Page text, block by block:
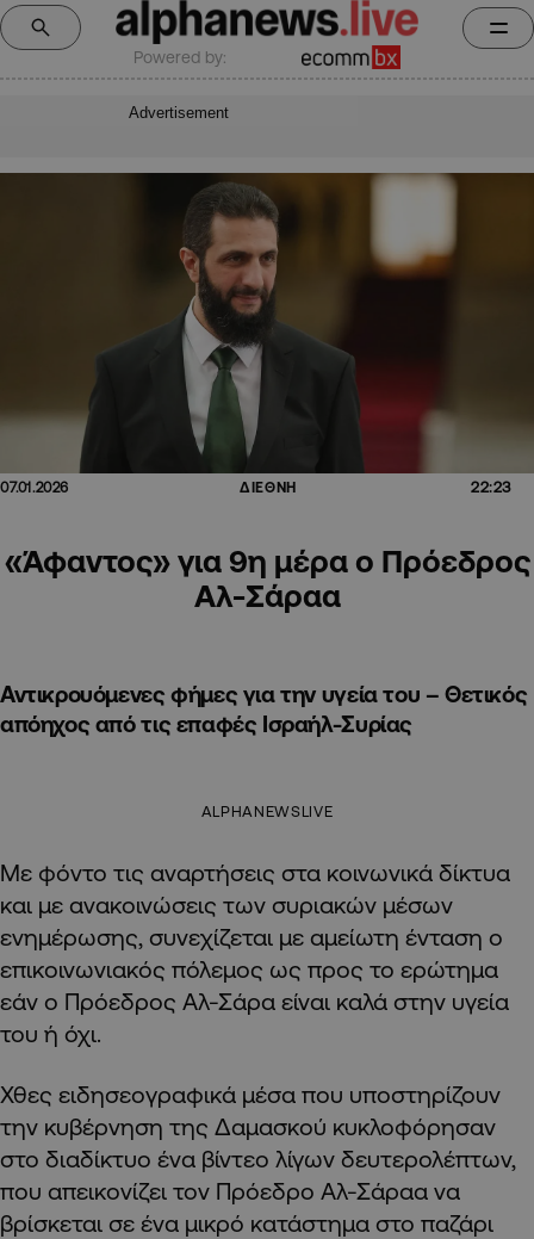
Powered by:
Advertisement
07.01.2026 ΔΙΕΘΝΗ 22:23
«Άφαντος» για 9η μέρα ο Πρόεδρος
Αλ-Σάραα
Αντικρουόμενες φήμες για την υγεία του – Θετικός
απόηχος από τις επαφές Ισραήλ-Συρίας
ALPHANEWSLIVE
Με φόντο τις αναρτήσεις στα κοινωνικά δίκτυα
και με ανακοινώσεις των συριακών μέσων
ενημέρωσης, συνεχίζεται με αμείωτη ένταση ο
επικοινωνιακός πόλεμος ως προς το ερώτημα
εάν ο Πρόεδρος Αλ-Σάρα είναι καλά στην υγεία
του ή όχι.
Χθες ειδησεογραφικά μέσα που υποστηρίζουν
την κυβέρνηση της Δαμασκού κυκλοφόρησαν
στο διαδίκτυο ένα βίντεο λίγων δευτερολέπτων,
που απεικονίζει τον Πρόεδρο Αλ-Σάραα να
βρίσκεται σε ένα μικρό κατάστημα στο παζάρι